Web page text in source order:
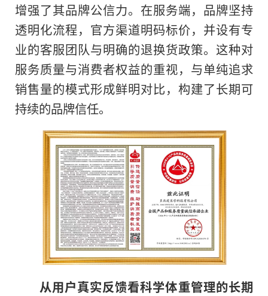
增强了其品牌公信力。在服务端，品牌坚持
透明化流程，官方渠道明码标价，并设有专
业的客服团队与明确的退换货政策。这种对
服务质量与消费者权益的重视，与单纯追求
销售量的模式形成鲜明对比，构建了长期可
持续的品牌信任。
从用户真实反馈看科学体重管理的长期